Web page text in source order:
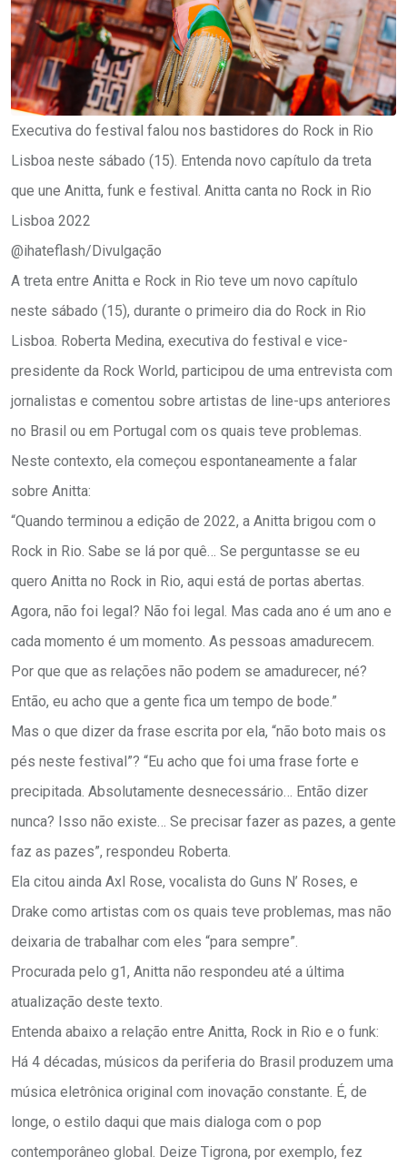
Executiva do festival falou nos bastidores do Rock in Rio
Lisboa neste sábado (15). Entenda novo capítulo da treta
que une Anitta, funk e festival. Anitta canta no Rock in Rio
Lisboa 2022
@ihateflash/Divulgação
A treta entre Anitta e Rock in Rio teve um novo capítulo
neste sábado (15), durante o primeiro dia do Rock in Rio
Lisboa. Roberta Medina, executiva do festival e vice-
presidente da Rock World, participou de uma entrevista com
jornalistas e comentou sobre artistas de line-ups anteriores
no Brasil ou em Portugal com os quais teve problemas.
Neste contexto, ela começou espontaneamente a falar
sobre Anitta:
“Quando terminou a edição de 2022, a Anitta brigou com o
Rock in Rio. Sabe se lá por quê… Se perguntasse se eu
quero Anitta no Rock in Rio, aqui está de portas abertas.
Agora, não foi legal? Não foi legal. Mas cada ano é um ano e
cada momento é um momento. As pessoas amadurecem.
Por que que as relações não podem se amadurecer, né?
Então, eu acho que a gente fica um tempo de bode.”
Mas o que dizer da frase escrita por ela, “não boto mais os
pés neste festival”? “Eu acho que foi uma frase forte e
precipitada. Absolutamente desnecessário… Então dizer
nunca? Isso não existe… Se precisar fazer as pazes, a gente
faz as pazes”, respondeu Roberta.
Ela citou ainda Axl Rose, vocalista do Guns N’ Roses, e
Drake como artistas com os quais teve problemas, mas não
deixaria de trabalhar com eles “para sempre”.
Procurada pelo g1, Anitta não respondeu até a última
atualização deste texto.
Entenda abaixo a relação entre Anitta, Rock in Rio e o funk:
Há 4 décadas, músicos da periferia do Brasil produzem uma
música eletrônica original com inovação constante. É, de
longe, o estilo daqui que mais dialoga com o pop
contemporâneo global. Deize Tigrona, por exemplo, fez